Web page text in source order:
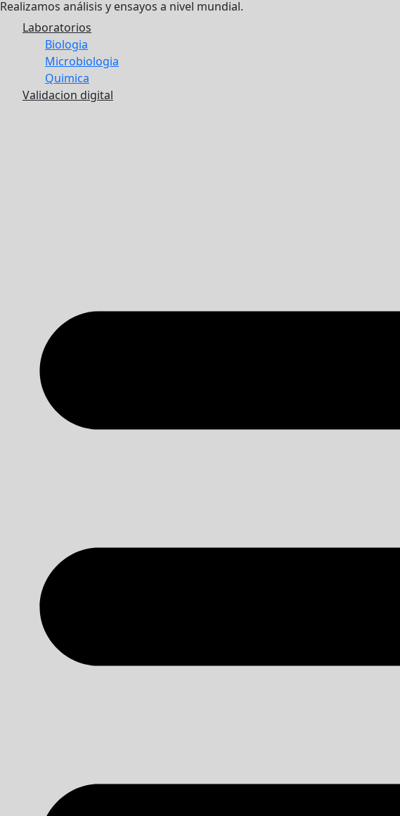
Realizamos análisis y ensayos a nivel mundial.
Laboratorios
Biologia
Microbiologia
Quimica
Validacion digital